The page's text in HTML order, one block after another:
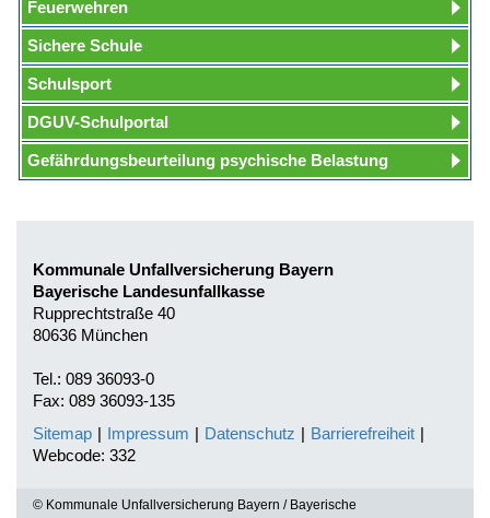
Feuerwehren
Sichere Schule
Schulsport
DGUV-Schulportal
Gefährdungsbeurteilung psychische Belastung
Kommunale Unfallversicherung Bayern
Bayerische Landesunfallkasse
Rupprechtstraße 40
80636 München
Tel.: 089 36093-0
Fax: 089 36093-135
Sitemap | Impressum | Datenschutz | Barrierefreiheit |
Webcode: 332
© Kommunale Unfallversicherung Bayern / Bayerische